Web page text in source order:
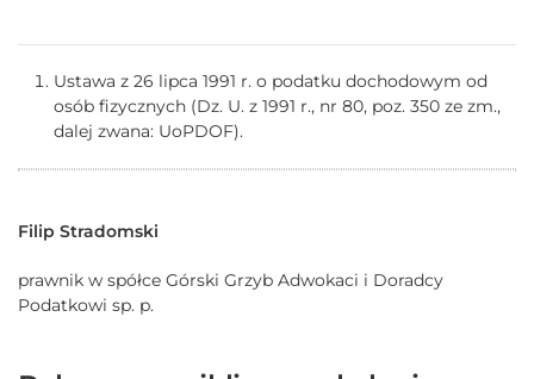
Ustawa z 26 lipca 1991 r. o podatku dochodowym od
osób fizycznych (Dz. U. z 1991 r., nr 80, poz. 350 ze zm.,
dalej zwana: UoPDOF).
Filip Stradomski
prawnik w spółce Górski Grzyb Adwokaci i Doradcy
Podatkowi sp. p.